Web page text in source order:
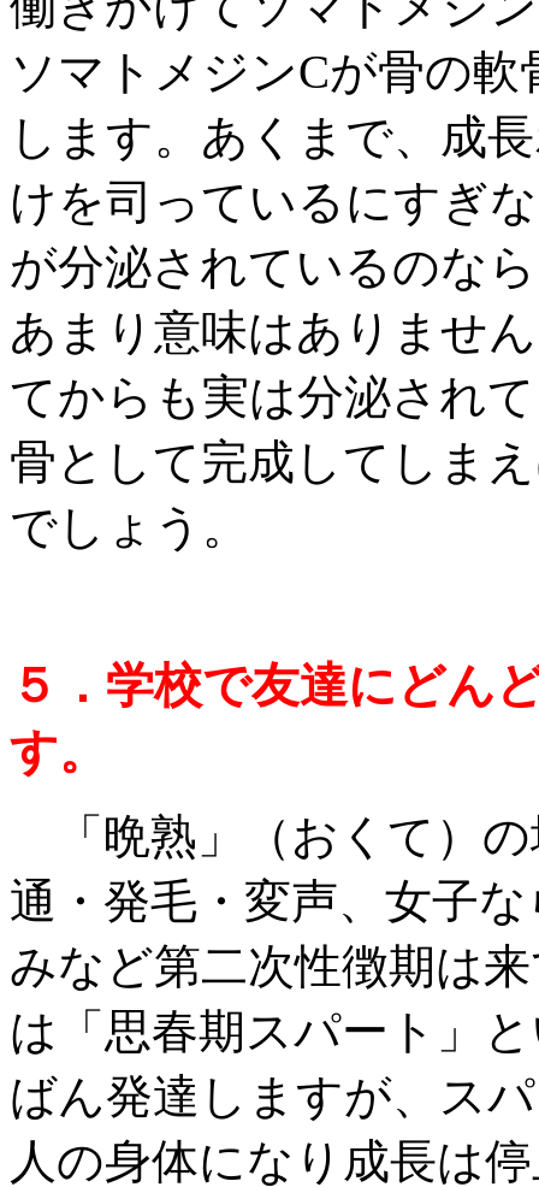
ソマトメジンCが骨の
します。あくまで、成
けを司っているにすぎ
が分泌されているのな
あまり意味はありませ
てからも実は分泌され
骨として完成してしま
でしょう。
５．学校で友達にどん
す。
「晩熟」（おくて）
通・発毛・変声、女子
みなど第二次性徴期は
は「思春期スパート」
ばん発達しますが、ス
人の身体になり成長は